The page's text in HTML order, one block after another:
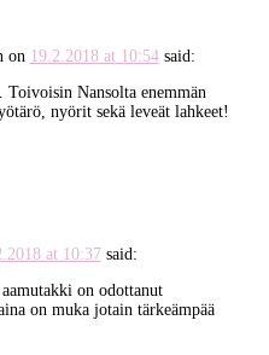
on 19.2.2018 at 10:54 said:
Toivoisin Nansolta enemmän
nyörit sekä leveät lahkeet!
at 10:37 said:
on odottanut
on muka jotain tärkeämpää